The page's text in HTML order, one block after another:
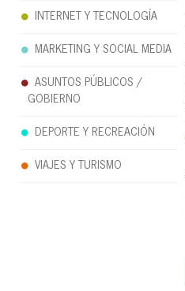
INTERNET Y TECNOLOGÍA
MARKETING Y SOCIAL MEDIA
ASUNTOS PÚBLICOS /
GOBIERNO
DEPORTE Y RECREACIÓN
VIAJES Y TURISMO